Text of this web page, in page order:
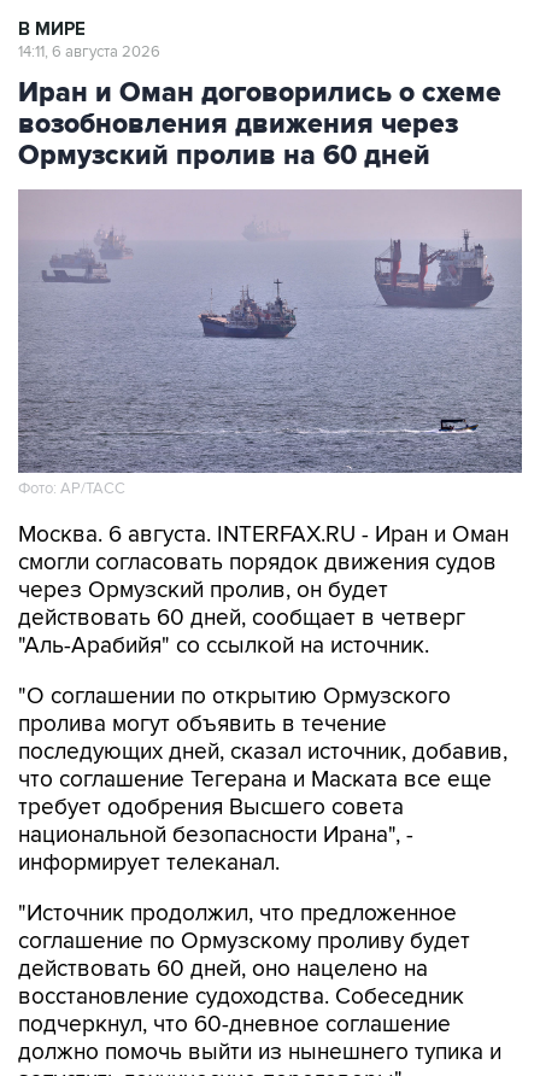
В МИРЕ
14:11, 6 августа 2026
Иран и Оман договорились о схеме
возобновления движения через
Ормузский пролив на 60 дней
Фото: AP/ТАСС
Москва. 6 августа. INTERFAX.RU - Иран и Оман
смогли согласовать порядок движения судов
через Ормузский пролив, он будет
действовать 60 дней, сообщает в четверг
"Аль-Арабийя" со ссылкой на источник.
"О соглашении по открытию Ормузского
пролива могут объявить в течение
последующих дней, сказал источник, добавив,
что соглашение Тегерана и Маската все еще
требует одобрения Высшего совета
национальной безопасности Ирана", -
информирует телеканал.
"Источник продолжил, что предложенное
соглашение по Ормузскому проливу будет
действовать 60 дней, оно нацелено на
восстановление судоходства. Собеседник
подчеркнул, что 60-дневное соглашение
должно помочь выйти из нынешнего тупика и